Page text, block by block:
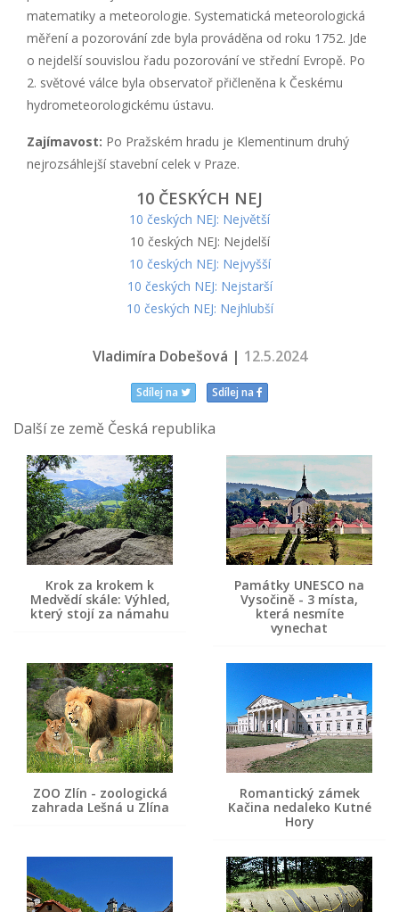
matematiky a meteorologie. Systematická meteorologická
měření a pozorování zde byla prováděna od roku 1752. Jde
o nejdelší souvislou řadu pozorování ve střední Evropě. Po
2. světové válce byla observatoř přičleněna k Českému
hydrometeorologickému ústavu.
Zajímavost: Po Pražském hradu je Klementinum druhý
nejrozsáhlejší stavební celek v Praze.
10 ČESKÝCH NEJ
10 českých NEJ: Největší
10 českých NEJ: Nejdelší
10 českých NEJ: Nejvyšší
10 českých NEJ: Nejstarší
10 českých NEJ: Nejhlubší
Vladimíra Dobešová | 12.5.2024
Sdílej na Sdílej na
Další ze země Česká republika
Krok za krokem k
Medvědí skále: Výhled,
který stojí za námahu
Památky UNESCO na
Vysočině - 3 místa,
která nesmíte
vynechat
ZOO Zlín - zoologická
zahrada Lešná u Zlína
Romantický zámek
Kačina nedaleko Kutné
Hory